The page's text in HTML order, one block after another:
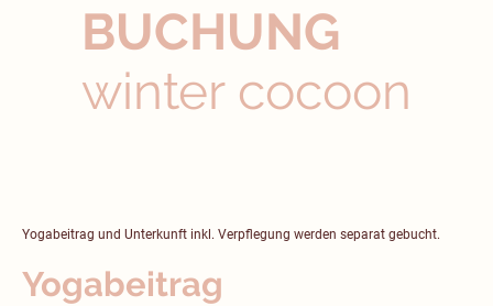
BUCHUNG
winter cocoon
Yogabeitrag und Unterkunft inkl. Verpflegung werden separat gebucht.
Yogabeitrag